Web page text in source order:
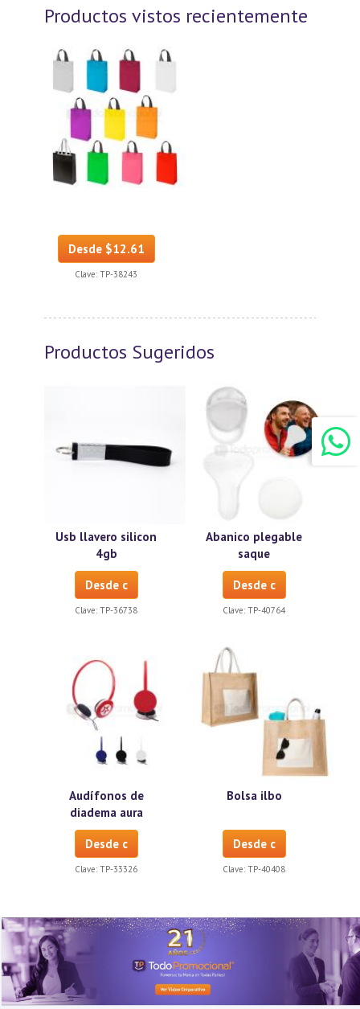
Productos vistos recientemente
Desde $12.61
Clave: TP-38243
Productos Sugeridos
Usb llavero silicon
4gb
Desde c
Clave: TP-36738
Abanico plegable
saque
Desde c
Clave: TP-40764
Audífonos de
diadema aura
Desde c
Clave: TP-33326
Bolsa ilbo
Desde c
Clave: TP-40408